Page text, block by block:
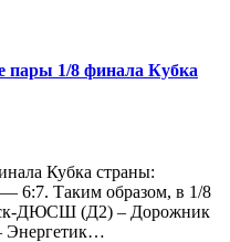
пары 1/8 финала Кубка
Кубка страны:
6:7. Таким образом, в 1/8
ДЮСШ (Д2) – Дорожник
Энергетик…